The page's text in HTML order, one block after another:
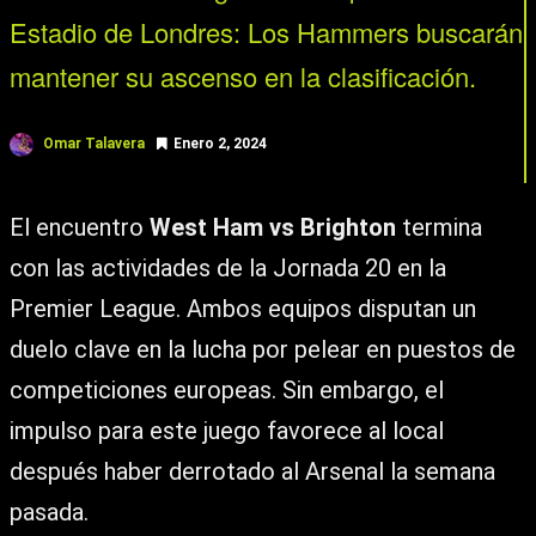
Estadio de Londres: Los Hammers buscarán
mantener su ascenso en la clasificación.
Omar Talavera Enero 2, 2024
El encuentro West Ham vs Brighton termina
con las actividades de la Jornada 20 en la
Premier League. Ambos equipos disputan un
duelo clave en la lucha por pelear en puestos de
competiciones europeas. Sin embargo, el
impulso para este juego favorece al local
después haber derrotado al Arsenal la semana
pasada.